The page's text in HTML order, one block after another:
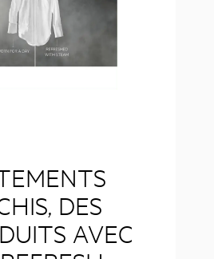
DES
AVEC